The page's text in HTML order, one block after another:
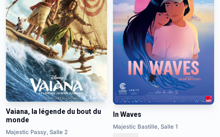
Vaiana, la légende du bout du
monde
Majestic Passy, Salle 2
In Waves
Majestic Bastille, Salle 1